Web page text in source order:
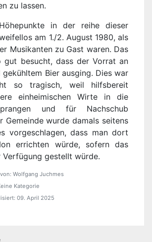
zu lassen.
in der reihe dieser
am 1./2. August 1980, als
Musikanten zu Gast waren. Das
gut besucht, dass der Vorrat an
gekühltem Bier ausging. Dies war
so tragisch, weil hilfsbereit
einheimischen Wirte in die
und für Nachschub
Gemeinde wurde damals seitens
vorgeschlagen, dass man dort
errichten würde, sofern das
Verfügung gestellt würde.
Wolfgang Juchmes
Kategorie
09. April 2025